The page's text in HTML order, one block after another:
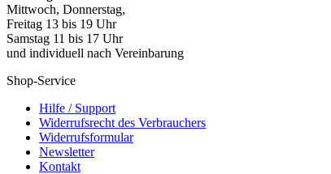
Mittwoch, Donnerstag,
Freitag 13 bis 19 Uhr
Samstag 11 bis 17 Uhr
und individuell nach Vereinbarung
Shop-Service
Hilfe / Support
Widerrufsrecht des Verbrauchers
Widerrufsformular
Newsletter
Kontakt